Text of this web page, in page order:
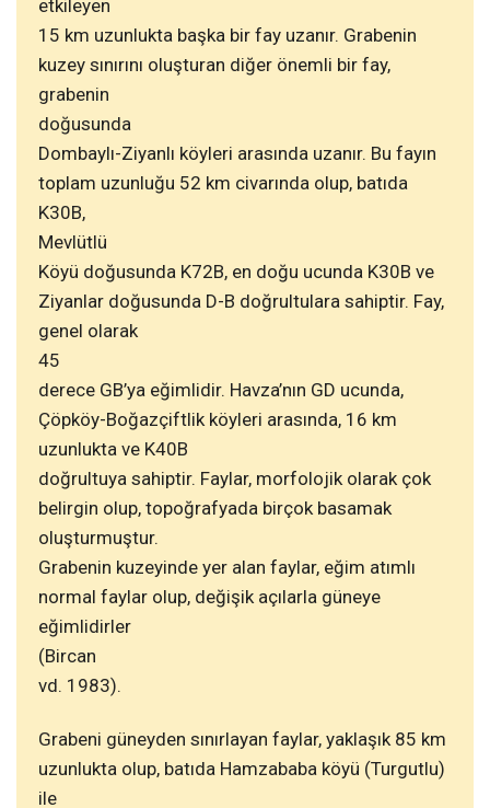
etkileyen
15 km uzunlukta başka bir fay uzanır. Grabenin
kuzey sınırını oluşturan diğer önemli bir fay,
grabenin
doğusunda
Dombaylı-Ziyanlı köyleri arasında uzanır. Bu fayın
toplam uzunluğu 52 km civarında olup, batıda
K30B,
Mevlütlü
Köyü doğusunda K72B, en doğu ucunda K30B ve
Ziyanlar doğusunda D-B doğrultulara sahiptir. Fay,
genel olarak
45
derece GB’ya eğimlidir. Havza’nın GD ucunda,
Çöpköy-Boğazçiftlik köyleri arasında, 16 km
uzunlukta ve K40B
doğrultuya sahiptir. Faylar, morfolojik olarak çok
belirgin olup, topoğrafyada birçok basamak
oluşturmuştur.
Grabenin kuzeyinde yer alan faylar, eğim atımlı
normal faylar olup, değişik açılarla güneye
eğimlidirler
(Bircan
vd. 1983).
Grabeni güneyden sınırlayan faylar, yaklaşık 85 km
uzunlukta olup, batıda Hamzababa köyü (Turgutlu)
ile